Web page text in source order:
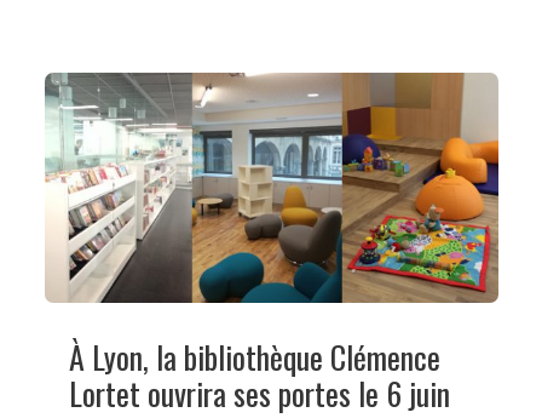
À Lyon, la bibliothèque Clémence
Lortet ouvrira ses portes le 6 juin